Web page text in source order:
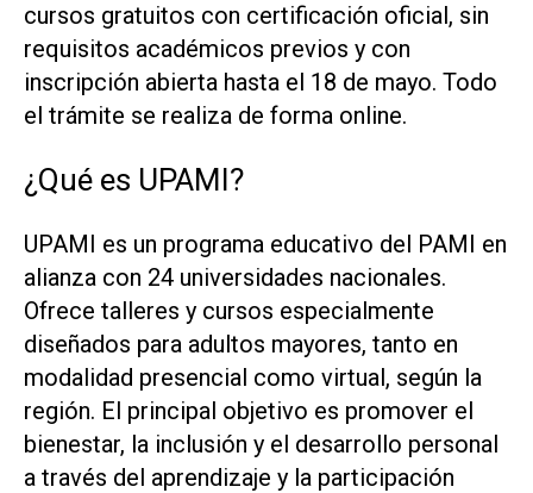
cursos gratuitos con certificación oficial, sin
requisitos académicos previos y con
inscripción abierta hasta el 18 de mayo. Todo
el trámite se realiza de forma online.
¿Qué es UPAMI?
UPAMI es un programa educativo del PAMI en
alianza con 24 universidades nacionales.
Ofrece talleres y cursos especialmente
diseñados para adultos mayores, tanto en
modalidad presencial como virtual, según la
región. El principal objetivo es promover el
bienestar, la inclusión y el desarrollo personal
a través del aprendizaje y la participación